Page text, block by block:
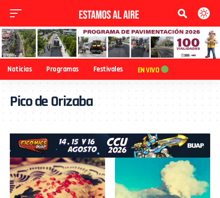
Noticias Programas Festivales EN VIVO
Pico de Orizaba